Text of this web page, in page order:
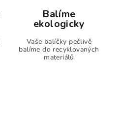
Balíme
ekologicky
Vaše balíčky pečlivě
balíme do recyklovaných
materiálů